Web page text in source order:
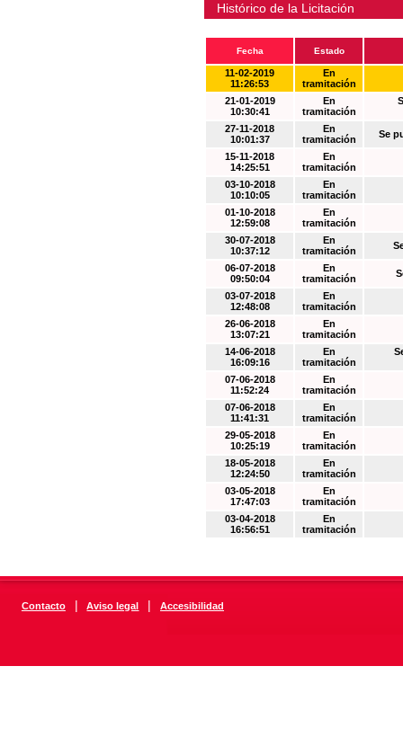
Histórico de la Licitación
Fecha Estado
11-02-2019
11:26:53
En
tramitación
21-01-2019
10:30:41
En
tramitación
27-11-2018
10:01:37
En
tramitación
Se
15-11-2018
14:25:51
En
tramitación
03-10-2018
10:10:05
En
tramitación
01-10-2018
12:59:08
En
tramitación
30-07-2018
10:37:12
En
tramitación
06-07-2018
09:50:04
En
tramitación
03-07-2018
12:48:08
En
tramitación
26-06-2018
13:07:21
En
tramitación
14-06-2018
16:09:16
En
tramitación
07-06-2018
11:52:24
En
tramitación
07-06-2018
11:41:31
En
tramitación
29-05-2018
10:25:19
En
tramitación
18-05-2018
12:24:50
En
tramitación
03-05-2018
17:47:03
En
tramitación
03-04-2018
16:56:51
En
tramitación
Contacto | Aviso legal | Accesibilidad